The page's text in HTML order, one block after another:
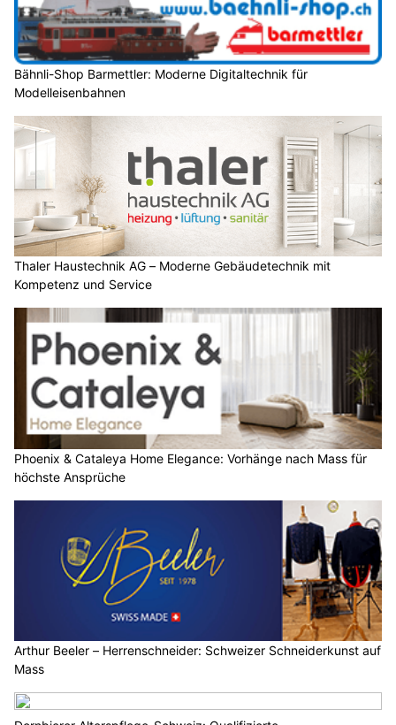
Bähnli-Shop Barmettler: Moderne Digitaltechnik für
Modelleisenbahnen
Thaler Haustechnik AG – Moderne Gebäudetechnik mit
Kompetenz und Service
Phoenix & Cataleya Home Elegance: Vorhänge nach Mass für
höchste Ansprüche
Arthur Beeler – Herrenschneider: Schweizer Schneiderkunst auf
Mass